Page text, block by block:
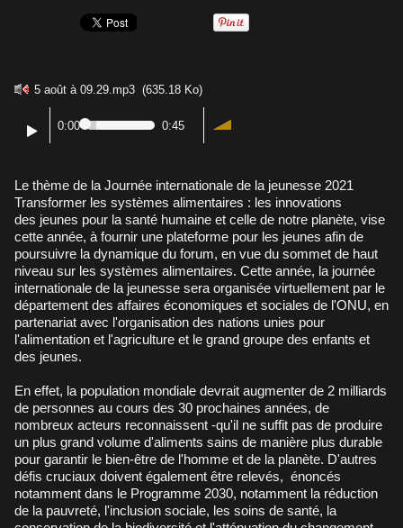
5 août à 09.29.mp3 (635.18 Ko)
0:00 0:45
Le thème de la Journée internationale de la jeunesse 2021
Transformer les systèmes alimentaires : les innovations
des jeunes pour la santé humaine et celle de notre planète, vise
cette année, à fournir une plateforme pour les jeunes afin de
poursuivre la dynamique du forum, en vue du sommet de haut
niveau sur les systèmes alimentaires. Cette année, la journée
internationale de la jeunesse sera organisée virtuellement par le
département des affaires économiques et sociales de l'ONU, en
partenariat avec l'organisation des nations unies pour
l'alimentation et l'agriculture et le grand groupe des enfants et
des jeunes.
En effet, la population mondiale devrait augmenter de 2 milliards
de personnes au cours des 30 prochaines années, de
nombreux acteurs reconnaissent -qu'il ne suffit pas de produire
un plus grand volume d'aliments sains de manière plus durable
pour garantir le bien-être de l'homme et de la planète. D'autres
défis cruciaux doivent également être relevés, énoncés
notamment dans le Programme 2030, notamment la réduction
de la pauvreté, l'inclusion sociale, les soins de santé, la